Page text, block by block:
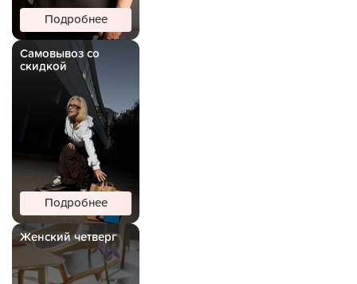
Подробнее
Самовывоз со
скидкой
Подробнее
Женский четверг